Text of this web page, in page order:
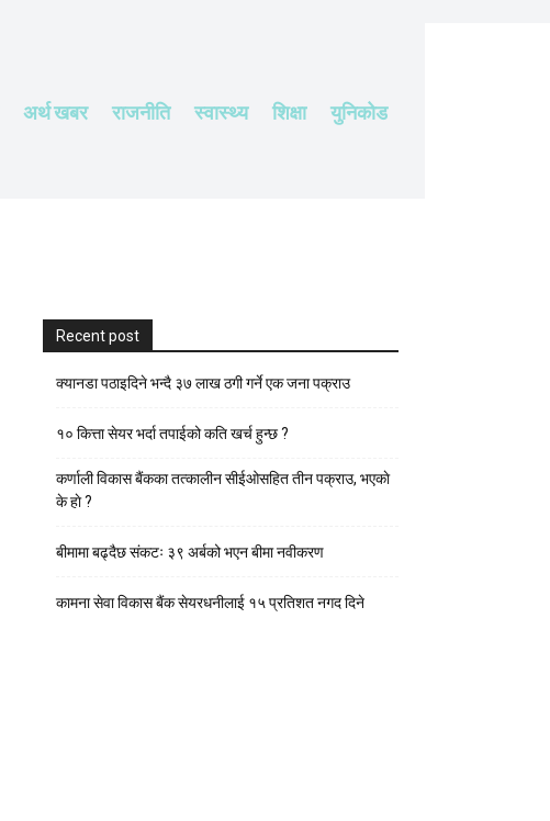
अर्थ खबर राजनीति स्वास्थ्य शिक्षा युनिकोड
Recent post
क्यानडा पठाइदिने भन्दै ३७ लाख ठगी गर्ने एक जना पक्राउ
१० कित्ता सेयर भर्दा तपाईको कति खर्च हुन्छ ?
कर्णाली विकास बैंकका तत्कालीन सीईओसहित तीन पक्राउ, भएकाे
के हाे ?
बीमामा बढ्दैछ संकटः ३९ अर्बको भएन बीमा नवीकरण
कामना सेवा विकास बैंक सेयरधनीलाई १५ प्रतिशत नगद दिने